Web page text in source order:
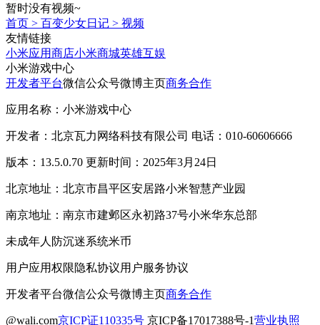
暂时没有视频~
首页 > 百变少女日记 > 视频
友情链接
小米应用商店小米商城英雄互娱
小米游戏中心
开发者平台微信公众号微博主页商务合作
应用名称：小米游戏中心
开发者：北京瓦力网络科技有限公司 电话：010-60606666
版本：13.5.0.70 更新时间：2025年3月24日
北京地址：北京市昌平区安居路小米智慧产业园
南京地址：南京市建邺区永初路37号小米华东总部
未成年人防沉迷系统米币
用户应用权限隐私协议用户服务协议
开发者平台微信公众号微博主页商务合作
@wali.com京ICP证110335号 京ICP备17017388号-1营业执照